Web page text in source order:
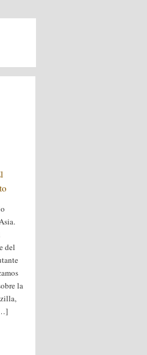
del
la